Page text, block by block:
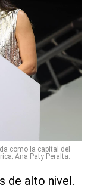
como la capital del
Ana Paty Peralta.
de alto nivel,